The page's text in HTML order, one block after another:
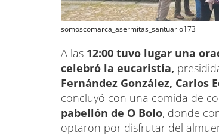
somoscomarca_asermitas_santuario173
A las 12:00 tuvo lugar una
celebró la eucaristía,
Fernández González, Carlos
concluyó con una comida de
pabellón de O Bolo, donde
optaron por disfrutar del